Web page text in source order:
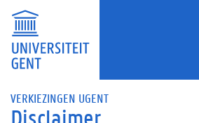
VERKIEZINGEN UGENT